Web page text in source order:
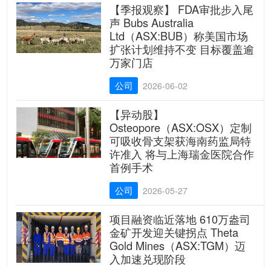
【季报观察】 FDA审批步入尾
声 Bubs Australia
Ltd（ASX:BUB）称美国市场
扩张计划维持不变 目标覆盖逾
万家门店
公司 2026-06-02
【异动股】
Osteopore（ASX:OSX）定制
可吸收骨支架获海南药监局特
许准入 将与上海瑞金医院合作
首例手术
公司 2026-05-27
项目融资临近落地 610万盎司
金矿开发迎关键拐点 Theta
Gold Mines（ASX:TGM）迈
入加速兑现阶段